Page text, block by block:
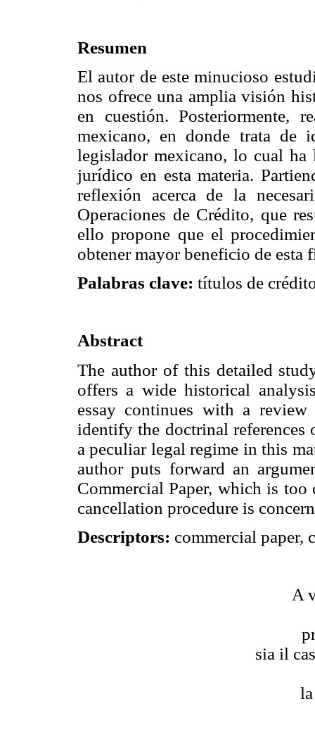
Resumen
El autor de este minucioso
nos ofrece una amplia visión
en cuestión. Posteriormente,
mexicano, en donde trata de
legislador mexicano, lo cual
jurídico en esta materia.
reflexión acerca de la
Operaciones de Crédito, que
ello propone que el
obtener mayor beneficio de esta
Palabras clave: títulos de
Abstract
The author of this detailed
offers a wide historical
essay continues with a
identify the doctrinal
a peculiar legal regime in this
author puts forward an
Commercial Paper, which is
cancellation procedure is
Descriptors: commercial paper,
A
sia il